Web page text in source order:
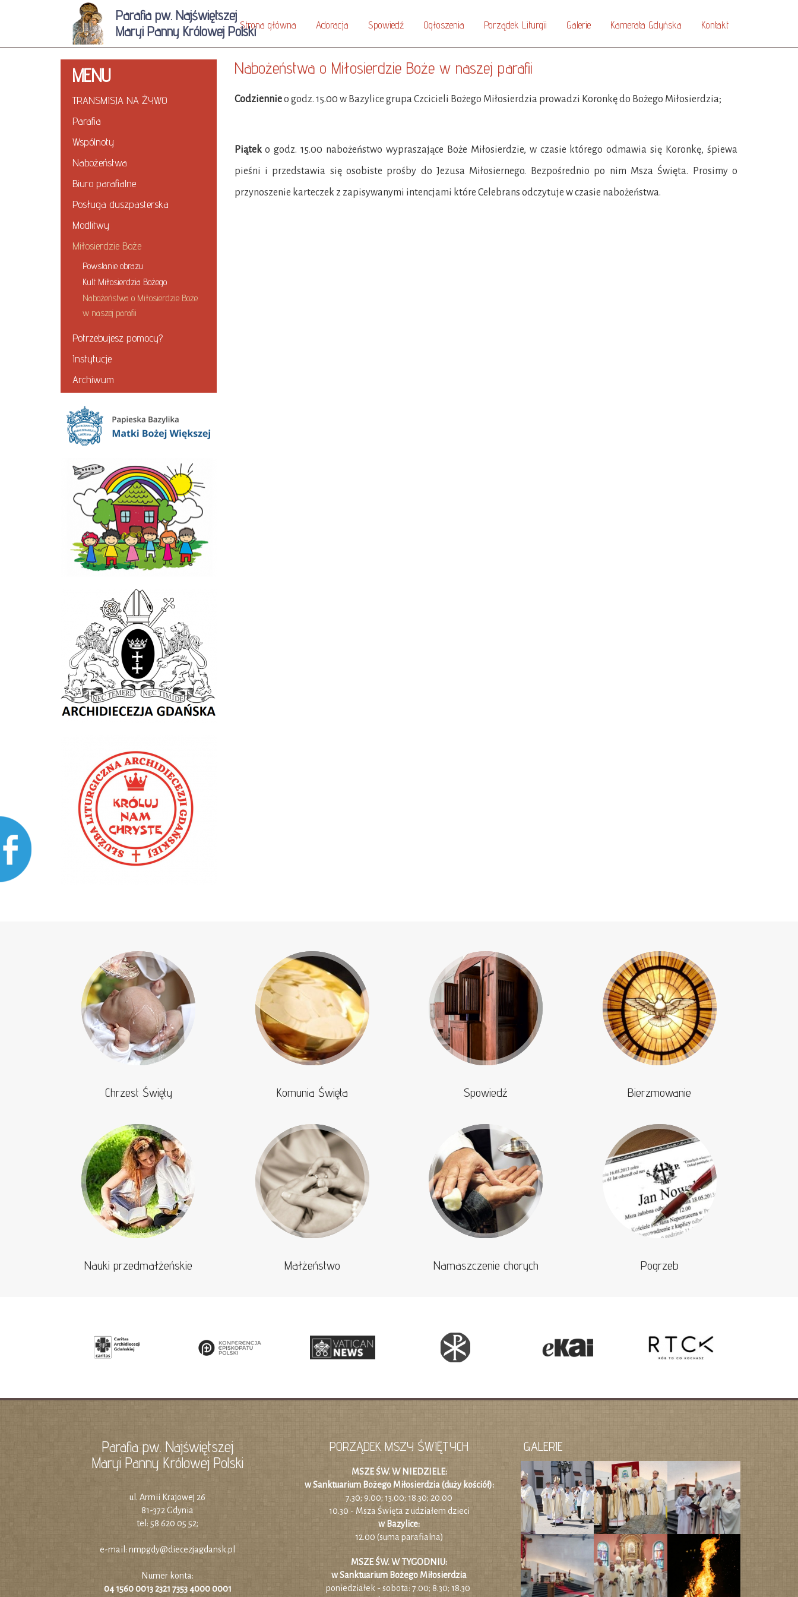
Parafia pw. Najświętszej
Maryi Panny Królowej PolskiStrona główna Adoracja Spowiedź Ogłoszenia Porządek Liturgii Galerie Kamerata Gdyńska Kontakt
MENU
TRANSMISJA NA ŻYWO
Parafia
Wspólnoty
Nabożeństwa
Biuro parafialne
Posługa duszpasterska
Modlitwy
Miłosierdzie Boże
Powstanie obrazu
Kult Miłosierdzia Bożego
Nabożeństwa o Miłosierdzie Boże
w naszej parafii
Potrzebujesz pomocy?
Instytucje
Archiwum
Nabożeństwa o Miłosierdzie Boże w naszej parafii
Codziennieo godz. 15.00 w Bazylice grupa Czcicieli Bożego Miłosierdzia prowadzi Koronkę do Bożego Miłosierdzia;
Piąteko godz. 15.00 nabożeństwo wypraszające Boże Miłosierdzie, w czasie którego odmawia się Koronkę, śpiewa
pieśni i przedstawia się osobiste prośby do Jezusa Miłosiernego. Bezpośrednio po nim Msza Święta. Prosimy o
przynoszenie karteczek z zapisywanymi intencjami które Celebrans odczytuje w czasie nabożeństwa.
Chrzest Święty Komunia Święta Spowiedź Bierzmowanie
Nauki przedmałżeńskie Małżeństwo Namaszczenie chorych Pogrzeb
Parafia pw. Najświętszej
Maryi Panny Królowej Polski
ul. Armii Krajowej 26
81-372 Gdynia
tel: 58 620 05 52;
e-mail: nmpgdy@diecezjagdansk.pl
Numer konta:
04 1560 0013 2321 7353 4000 0001
PORZĄDEK MSZY ŚWIĘTYCH
MSZE ŚW. W NIEDZIELE:
w Sanktuarium Bożego Miłosierdzia (duży kościół):
7.30; 9.00; 13.00; 18.30; 20.00
10.30 - Msza Święta z udziałem dzieci
w Bazylice:
12.00 (suma parafialna)
MSZE ŚW. W TYGODNIU:
w Sanktuarium Bożego Miłosierdzia
poniedziałek - sobota: 7.00; 8.30; 18.30
GALERIE